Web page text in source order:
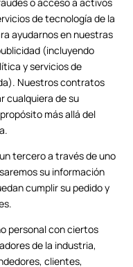
de tecnología de la
ayudarnos en nuestras
(incluyendo
y servicios de
Nuestros contratos
cualquiera de su
más allá del
tercero a través de uno
su información
cumplir su pedido y
personal con ciertos
de la industria,
clientes,